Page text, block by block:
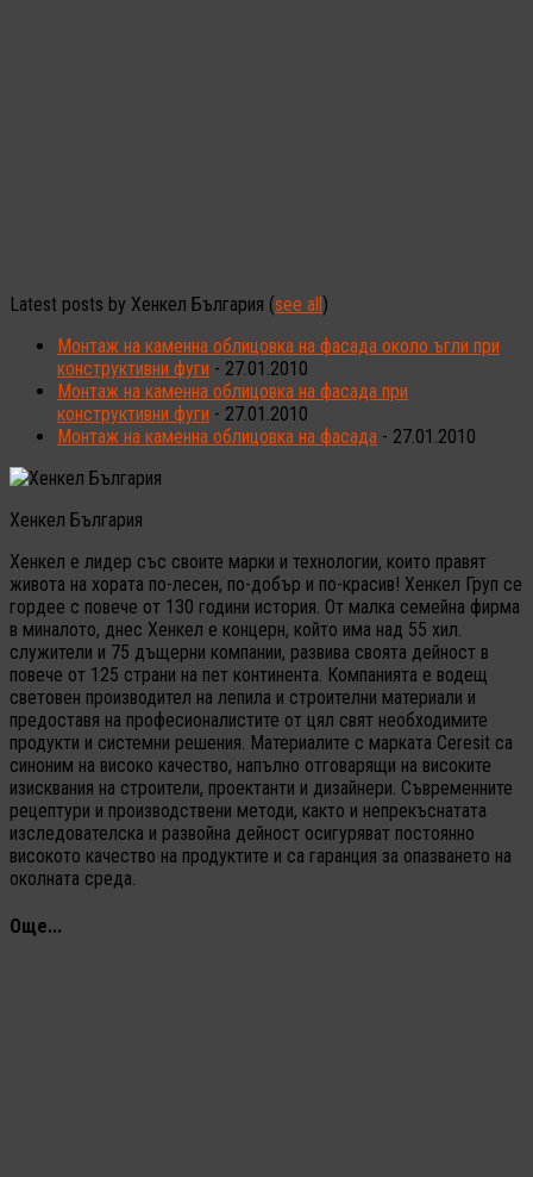
Latest posts by Хенкел България (see all)
Монтаж на каменна облицовка на фасада около ъгли при
конструктивни фуги - 27.01.2010
Монтаж на каменна облицовка на фасада при
конструктивни фуги - 27.01.2010
Монтаж на каменна облицовка на фасада - 27.01.2010
Хенкел България
Хенкел е лидер със своите марки и технологии, които правят
живота на хората по-лесен, по-добър и по-красив! Хенкел Груп се
гордее с повече от 130 години история. От малка семейна фирма
в миналото, днес Хенкел е концерн, който има над 55 хил.
служители и 75 дъщерни компании, развива своята дейност в
повече от 125 страни на пет континента. Компанията е водещ
световен производител на лепила и строителни материали и
предоставя на професионалистите от цял свят необходимите
продукти и системни решения. Материалите с марката Ceresit са
синоним на високо качество, напълно отговарящи на високите
изисквания на строители, проектанти и дизайнери. Съвременните
рецептури и производствени методи, както и непрекъснатата
изследователска и развойна дейност осигуряват постоянно
високото качество на продуктите и са гаранция за опазването на
околната среда.
Още...